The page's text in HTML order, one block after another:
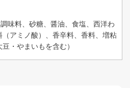
味料、砂糖、醤油、食塩、西洋わ
アミノ酸）、香辛料、香料、増粘
・やまいもを含む）